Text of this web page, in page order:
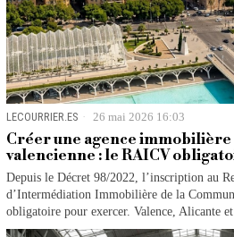
LECOURRIER.ES 26 mai 2026 16:03
Créer une agence immobilière
valencienne : le RAICV
Depuis le Décret 98/2022, l’inscription au
d’Intermédiation Immobilière de la
obligatoire pour exercer. Valence, Alicante